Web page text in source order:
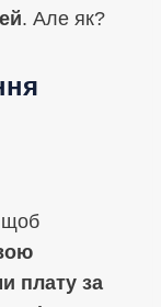
. Але як?
щоб
плату за